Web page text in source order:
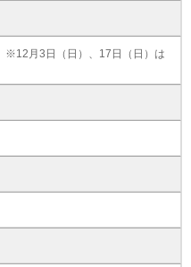
※12月3日（日）、17日（日）は